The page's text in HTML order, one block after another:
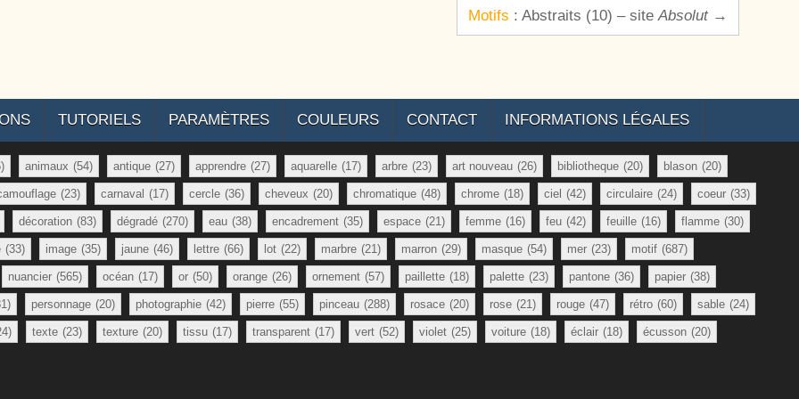
Motifs : Abstraits (10) – site Absolut→
TUTORIELS PARAMÈTRES COULEURS CONTACT INFORMATIONS LÉGALES
animaux (54) antique (27) apprendre (27) aquarelle (17) arbre (23) art nouveau (26) bibliotheque (20) blason (20)
(23) carnaval (17) cercle (36) cheveux (20) chromatique (48) chrome (18) ciel (42) circulaire (24) coeur (33)
décoration (83) dégradé (270) eau (38) encadrement (35) espace (21) femme (16) feu (42) feuille (16) flamme (30)
(33) image (35) jaune (46) lettre (66) lot (22) marbre (21) marron (29) masque (54) mer (23) motif (687)
nuancier (565) océan (17) or (50) orange (26) ornement (57) paillette (18) palette (23) pantone (36) papier (38)
personnage (20) photographie (42) pierre (55) pinceau (288) rosace (20) rose (21) rouge (47) rétro (60) sable (24)
texte (23) texture (20) tissu (17) transparent (17) vert (52) violet (25) voiture (18) éclair (18) écusson (20)